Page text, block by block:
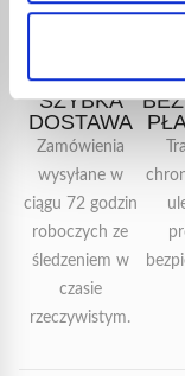
SZYBKA
DOSTAWA
Zamówienia
wysyłane w
ciągu 72 godzin
roboczych ze
śledzeniem w
czasie
rzeczywistym.